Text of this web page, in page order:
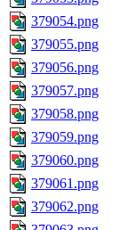
379054.png
379055.png
379056.png
379057.png
379058.png
379059.png
379060.png
379061.png
379062.png